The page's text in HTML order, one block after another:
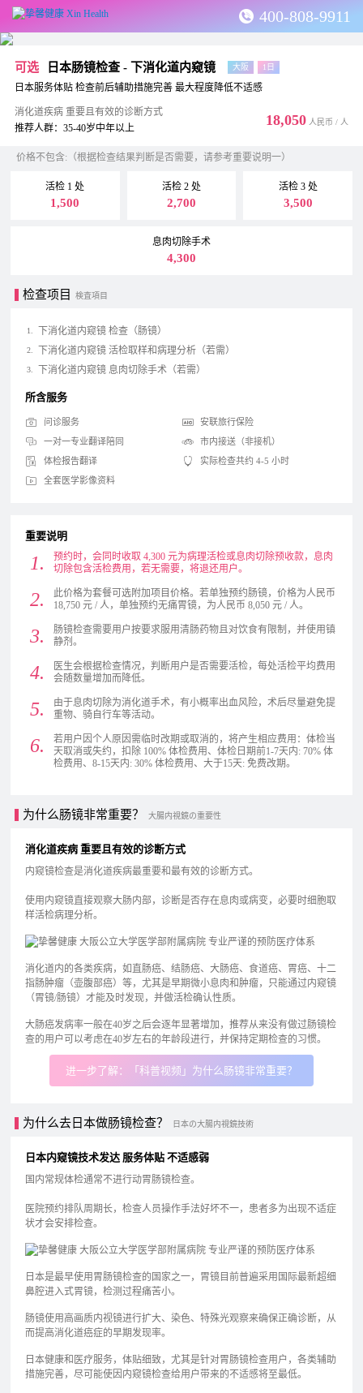
400-808-9911
可选 日本肠镜检查 - 下消化道内窥镜 大阪 1日
日本服务体贴 检查前后辅助措施完善 最大程度降低不适感
消化道疾病 重要且有效的诊断方式
推荐人群：35-40岁中年以上
18,050 人民币 / 人
价格不包含:（根据检查结果判断是否需要，请参考重要说明一）
活检 1 处
1,500
活检 2 处
2,700
活检 3 处
3,500
息肉切除手术
4,300
检查项目 検査項目
下消化道内窥镜 检查（肠镜）
下消化道内窥镜 活检取样和病理分析（若需）
下消化道内窥镜 息肉切除手术（若需）
所含服务
问诊服务
一对一专业翻译陪同
体检报告翻译
全套医学影像资料
安联旅行保险
市内接送（非接机）
实际检查共约 4-5 小时
重要说明
预约时，会同时收取 4,300 元为病理活检或息肉切除预收款，息肉
切除包含活检费用，若无需要，将退还用户。
此价格为套餐可选附加项目价格。若单独预约肠镜，价格为人民币
18,750 元 / ⼈，单独预约无痛胃镜，为人民币 8,050 元 / ⼈。
肠镜检查需要用户按要求服用清肠药物且对饮食有限制，并使用镇
静剂。
医生会根据检查情况，判断用户是否需要活检，每处活检平均费用
会随数量增加而降低。
由于息肉切除为消化道手术，有小概率出血风险，术后尽量避免提
重物、骑自行车等活动。
若用户因个人原因需临时改期或取消的，将产生相应费用：体检当
天取消或失约，扣除 100% 体检费用、体检日期前1-7天内: 70% 体
检费用、8-15天内: 30% 体检费用、大于15天: 免费改期。
为什么肠镜非常重要？ 大腸内視鏡の重要性
消化道疾病 重要且有效的诊断方式
内窥镜检查是消化道疾病最重要和最有效的诊断方式。
使用内窥镜直接观察大肠内部，诊断是否存在息肉或病变，必要时细胞取
样活检病理分析。
消化道内的各类疾病，如直肠癌、结肠癌、大肠癌、食道癌、胃癌、⼗⼆
指肠肿瘤（壶腹部癌）等，尤其是早期微小息肉和肿瘤，只能通过内窥镜
（胃镜/肠镜）才能及时发现，并做活检确认性质。
大肠癌发病率一般在40岁之后会逐年显著增加，推荐从来没有做过肠镜检
查的用户可以考虑在40岁左右的年龄段进行，并保持定期检查的习惯。
进一步了解：「科普视频」为什么肠镜非常重要？
为什么去⽇本做肠镜检查？ 日本の大腸内視鏡技術
日本内窥镜技术发达 服务体贴 不适感弱
国内常规体检通常不进行动胃肠镜检查。
医院预约排队周期长，检查⼈员操作手法好坏不⼀，患者多为出现不适症
状才会安排检查。
日本是最早使用胃肠镜检查的国家之一，胃镜目前普遍采用国际最新超细
⿐腔进入式胃镜，检测过程痛苦小。
肠镜使用高画质内视镜进行扩大、染色、特殊光观察来确保正确诊断，从
而提高消化道癌症的早期发现率。
日本健康和医疗服务，体贴细致，尤其是针对胃肠镜检查用户，各类辅助
措施完善，尽可能使因内窥镜检查给用户带来的不适感将至最低。